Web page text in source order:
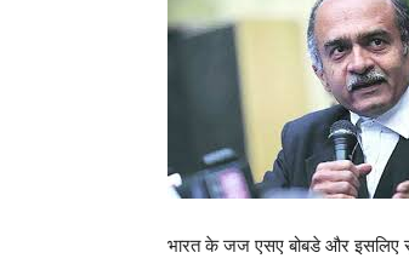
भारत के जज एसए बोबडे और इसलिए